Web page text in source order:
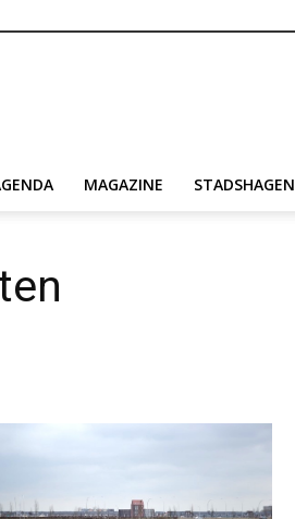
MAGAZINE STADSHAGEN